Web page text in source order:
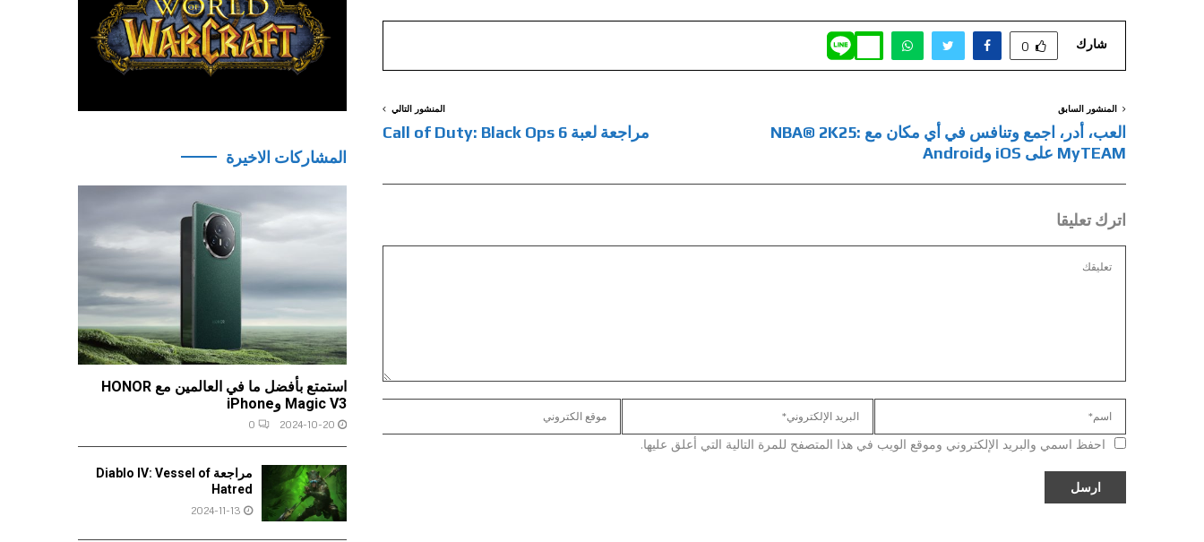
شارك 0
المنشور السابق
العب، أدر، اجمع وتنافس في أي مكان مع NBA® 2K25:
MyTEAM على iOS وAndroid
المنشور التالي
مراجعة لعبة Call of Duty: Black Ops 6
اترك تعليقا
احفظ اسمي والبريد الإلكتروني وموقع الويب في هذا المتصفح للمرة التالية التي أعلق عليها.
المشاركات الاخيرة
استمتع بأفضل ما في العالمين مع HONOR
Magic V3 وiPhone
2024-10-20
0
مراجعة Diablo IV: Vessel of
Hatred
2024-11-13